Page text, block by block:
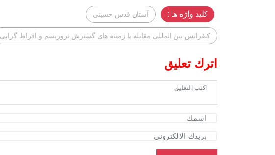
کلید واژه ها : آستان قدس حسینی
کنفرانس بین المللی مقابله با زمینه های گسترش تروریسم و افراط گرایی
اترك تعليق